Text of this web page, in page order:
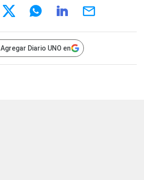
Agregar Diario UNO en